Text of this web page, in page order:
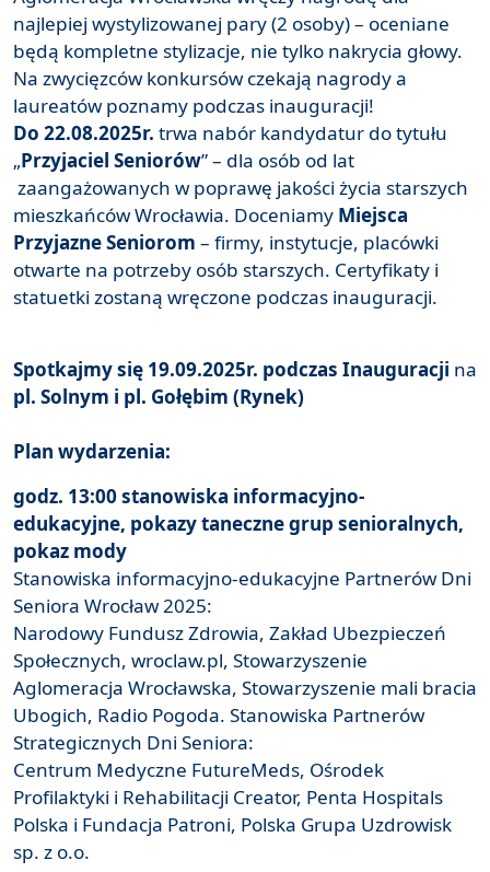
najlepiej wystylizowanej pary (2 osoby) – oceniane
będą kompletne stylizacje, nie tylko nakrycia głowy.
Na zwycięzców konkursów czekają nagrody a
laureatów poznamy podczas inauguracji!
Do 22.08.2025r. trwa nabór kandydatur do tytułu
„Przyjaciel Seniorów” – dla osób od lat
zaangażowanych w poprawę jakości życia starszych
mieszkańców Wrocławia. Doceniamy Miejsca
Przyjazne Seniorom – firmy, instytucje, placówki
otwarte na potrzeby osób starszych. Certyfikaty i
statuetki zostaną wręczone podczas inauguracji.
Spotkajmy się 19.09.2025r. podczas Inauguracji na
pl. Solnym i pl. Gołębim (Rynek)
Plan wydarzenia:
godz. 13:00 stanowiska informacyjno-
edukacyjne, pokazy taneczne grup senioralnych,
pokaz mody
Stanowiska informacyjno-edukacyjne Partnerów Dni
Seniora Wrocław 2025:
Narodowy Fundusz Zdrowia, Zakład Ubezpieczeń
Społecznych, wroclaw.pl, Stowarzyszenie
Aglomeracja Wrocławska, Stowarzyszenie mali bracia
Ubogich, Radio Pogoda. Stanowiska Partnerów
Strategicznych Dni Seniora:
Centrum Medyczne FutureMeds, Ośrodek
Profilaktyki i Rehabilitacji Creator, Penta Hospitals
Polska i Fundacja Patroni, Polska Grupa Uzdrowisk
sp. z o.o.